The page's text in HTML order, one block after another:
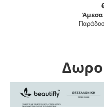
Άμεσα